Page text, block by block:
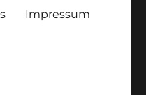
Impressum